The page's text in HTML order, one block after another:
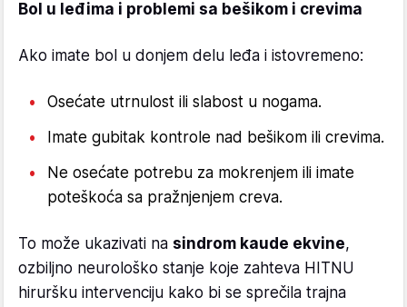
Bol u leđima i problemi sa bešikom i crevima
Ako imate bol u donjem delu leđa i istovremeno:
Osećate utrnulost ili slabost u nogama.
Imate gubitak kontrole nad bešikom ili crevima.
Ne osećate potrebu za mokrenjem ili imate
poteškoća sa pražnjenjem creva.
To može ukazivati na sindrom kaude ekvine,
ozbiljno neurološko stanje koje zahteva HITNU
hiruršku intervenciju kako bi se sprečila trajna